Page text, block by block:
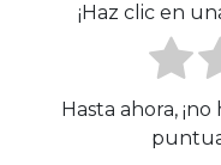
¡Haz clic en
Hasta ahora,